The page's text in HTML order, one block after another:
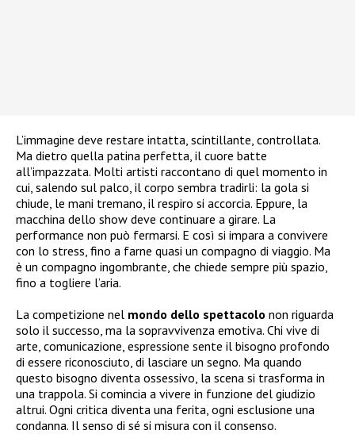
L’immagine deve restare intatta, scintillante, controllata.
Ma dietro quella patina perfetta, il cuore batte
all’impazzata. Molti artisti raccontano di quel momento in
cui, salendo sul palco, il corpo sembra tradirli: la gola si
chiude, le mani tremano, il respiro si accorcia. Eppure, la
macchina dello show deve continuare a girare. La
performance non può fermarsi. E così si impara a convivere
con lo stress, fino a farne quasi un compagno di viaggio. Ma
è un compagno ingombrante, che chiede sempre più spazio,
fino a togliere l’aria.
La competizione nel mondo dello spettacolo non riguarda
solo il successo, ma la sopravvivenza emotiva. Chi vive di
arte, comunicazione, espressione sente il bisogno profondo
di essere riconosciuto, di lasciare un segno. Ma quando
questo bisogno diventa ossessivo, la scena si trasforma in
una trappola. Si comincia a vivere in funzione del giudizio
altrui. Ogni critica diventa una ferita, ogni esclusione una
condanna. Il senso di sé si misura con il consenso.